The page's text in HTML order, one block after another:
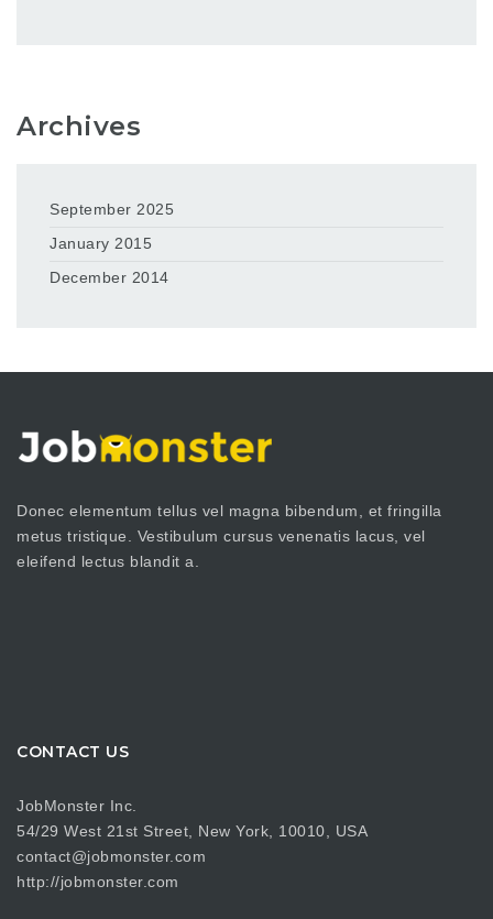
Archives
September 2025
January 2015
December 2014
Donec elementum tellus vel magna bibendum, et fringilla
metus tristique. Vestibulum cursus venenatis lacus, vel
eleifend lectus blandit a.
CONTACT US
JobMonster Inc.
54/29 West 21st Street, New York, 10010, USA
contact@jobmonster.com
http://jobmonster.com